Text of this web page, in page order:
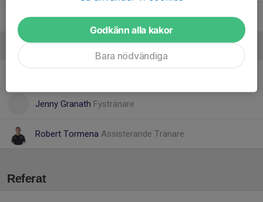
26. Stefan Mocanu
Ledare
Jenny Granath Fystränare
Robert Tormena Assisterande Tränare
Referat
Godkänn alla kakor
Bara nödvändiga